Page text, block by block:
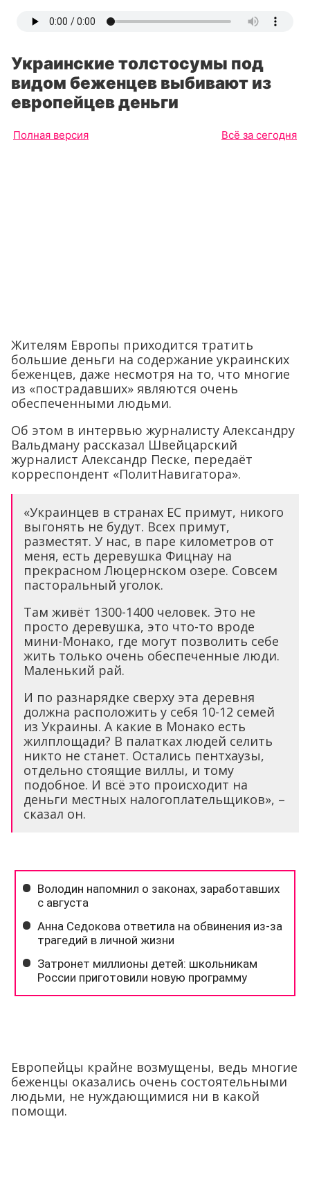
Украинские толстосумы под
видом беженцев выбивают из
европейцев деньги
Полная версия Всё за сегодня
Жителям Европы приходится тратить
большие деньги на содержание украинских
беженцев, даже несмотря на то, что многие
из «пострадавших» являются очень
обеспеченными людьми.
Об этом в интервью журналисту Александру
Вальдману рассказал Швейцарский
журналист Александр Песке, передаёт
корреспондент «ПолитНавигатора».
«Украинцев в странах ЕС примут, никого
выгонять не будут. Всех примут,
разместят. У нас, в паре километров от
меня, есть деревушка Фицнау на
прекрасном Люцернском озере. Совсем
пасторальный уголок.
Там живёт 1300-1400 человек. Это не
просто деревушка, это что-то вроде
мини-Монако, где могут позволить себе
жить только очень обеспеченные люди.
Маленький рай.
И по разнарядке сверху эта деревня
должна расположить у себя 10-12 семей
из Украины. А какие в Монако есть
жилплощади? В палатках людей селить
никто не станет. Остались пентхаузы,
отдельно стоящие виллы, и тому
подобное. И всё это происходит на
деньги местных налогоплательщиков», –
сказал он.
Европейцы крайне возмущены, ведь многие
беженцы оказались очень состоятельными
людьми, не нуждающимися ни в какой
помощи.